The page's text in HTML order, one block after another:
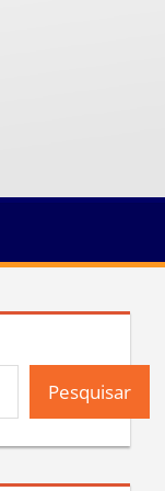
Pesquisar